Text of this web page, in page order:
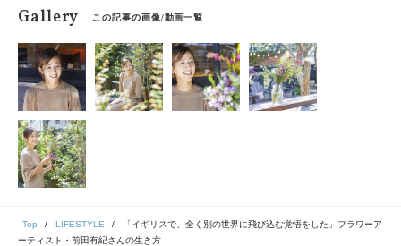
Gallery この記事の画像/動画一覧
Top LIFESTYLE
「イギリスで、全く別の世界に飛び込む覚悟をした」フラワーア
ーティスト・前田有紀さんの生き方